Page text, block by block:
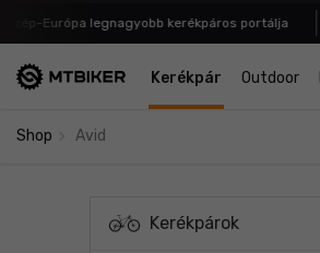
Európa legnagyobb kerékpáros portálja
Kerékpár Outdoor
Shop Avid
Kerékpárok